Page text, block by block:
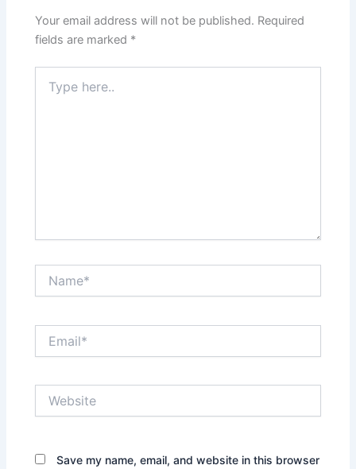
Your email address will not be published. Required
fields are marked *
here..
Save my name, email, and website in this browser